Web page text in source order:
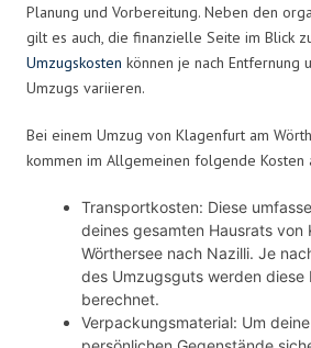
Planung und Vorbereitung. Neben den
gilt es auch, die finanzielle Seite im Blick
Umzugskosten können je nach Entfernung
Umzugs variieren.
Bei einem Umzug von Klagenfurt am
kommen im Allgemeinen folgende Kosten
Transportkosten: Diese
deines gesamten Hausrats von
Wörthersee nach Nazilli. Je
des Umzugsguts werden diese
berechnet.
Verpackungsmaterial: Um